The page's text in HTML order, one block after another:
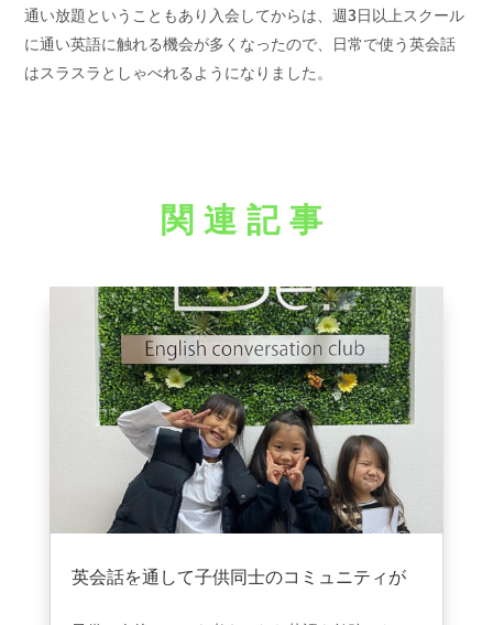
通い放題ということもあり入会してからは、週3日以上スクール
に通い英語に触れる機会が多くなったので、日常で使う英会話
はスラスラとしゃべれるようになりました。
関連記事
英会話を通して子供同士のコミュニティが